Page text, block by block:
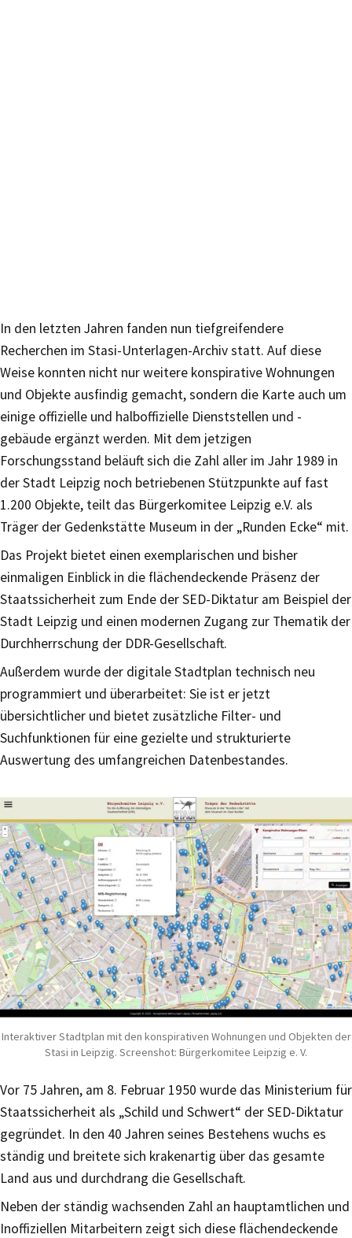
In den letzten Jahren fanden nun tiefgreifendere
Recherchen im Stasi-Unterlagen-Archiv statt. Auf diese
Weise konnten nicht nur weitere konspirative Wohnungen
und Objekte ausfindig gemacht, sondern die Karte auch um
einige offizielle und halboffizielle Dienststellen und -
gebäude ergänzt werden. Mit dem jetzigen
Forschungsstand beläuft sich die Zahl aller im Jahr 1989 in
der Stadt Leipzig noch betriebenen Stützpunkte auf fast
1.200 Objekte, teilt das Bürgerkomitee Leipzig e.V. als
Träger der Gedenkstätte Museum in der „Runden Ecke“ mit.
Das Projekt bietet einen exemplarischen und bisher
einmaligen Einblick in die flächendeckende Präsenz der
Staatssicherheit zum Ende der SED-Diktatur am Beispiel der
Stadt Leipzig und einen modernen Zugang zur Thematik der
Durchherrschung der DDR-Gesellschaft.
Außerdem wurde der digitale Stadtplan technisch neu
programmiert und überarbeitet: Sie ist er jetzt
übersichtlicher und bietet zusätzliche Filter- und
Suchfunktionen für eine gezielte und strukturierte
Auswertung des umfangreichen Datenbestandes.
Interaktiver Stadtplan mit den konspirativen Wohnungen und Objekten der
Stasi in Leipzig. Screenshot: Bürgerkomitee Leipzig e. V.
Vor 75 Jahren, am 8. Februar 1950 wurde das Ministerium für
Staatssicherheit als „Schild und Schwert“ der SED-Diktatur
gegründet. In den 40 Jahren seines Bestehens wuchs es
ständig und breitete sich krakenartig über das gesamte
Land aus und durchdrang die Gesellschaft.
Neben der ständig wachsenden Zahl an hauptamtlichen und
Inoffiziellen Mitarbeitern zeigt sich diese flächendeckende